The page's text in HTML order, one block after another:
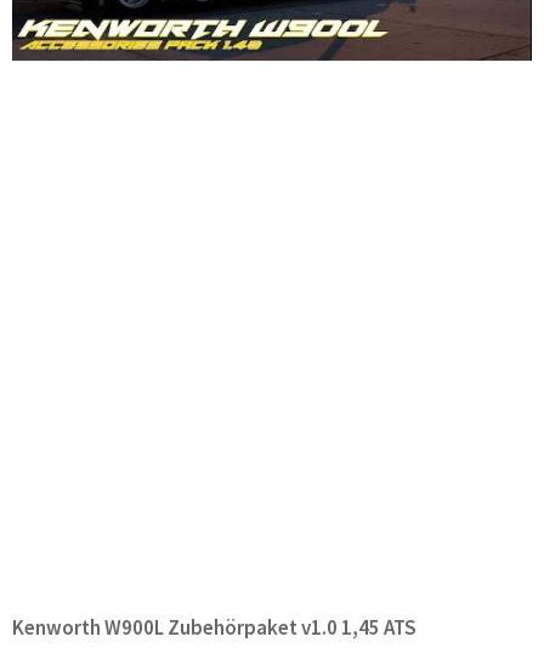
Kenworth W900L Zubehörpaket v1.0 1,45 ATS